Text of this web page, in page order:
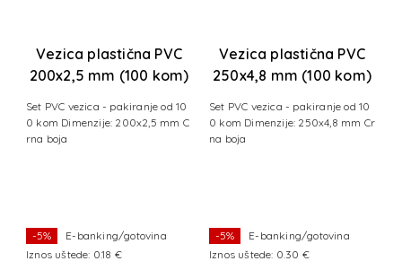
Vezica plastična PVC
200x2,5 mm (100 kom)
Set PVC vezica - pakiranje od 10
0 kom Dimenzije: 200x2,5 mm C
rna boja
-5%
E-banking/gotovina
Iznos uštede: 0.18 €
Vezica plastična PVC
250x4,8 mm (100 kom)
Set PVC vezica - pakiranje od 10
0 kom Dimenzije: 250x4,8 mm Cr
na boja
-5%
E-banking/gotovina
Iznos uštede: 0.30 €